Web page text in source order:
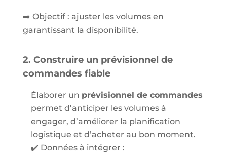
➡️ Objectif : ajuster les volumes en
garantissant la disponibilité.
2. Construire un prévisionnel de
commandes fiable
Élaborer un prévisionnel de commandes
permet d’anticiper les volumes à
engager, d’améliorer la planification
logistique et d’acheter au bon moment.
✔️ Données à intégrer :